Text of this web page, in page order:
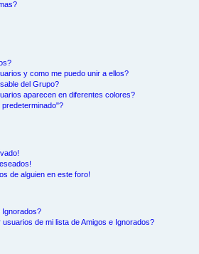
y como me puedo unir a ellos?
del Grupo?
aparecen en diferentes colores?
de alguien en este foro!
Ignorados?
de mi lista de Amigos e Ignorados?